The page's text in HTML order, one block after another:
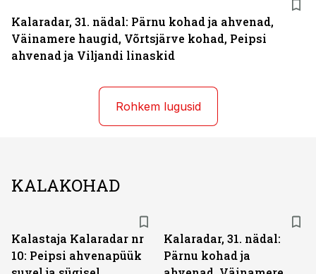
Kalaradar, 31. nädal: Pärnu kohad ja ahvenad,
Väinamere haugid, Võrtsjärve kohad, Peipsi
ahvenad ja Viljandi linaskid
Rohkem lugusid
KALAKOHAD
Kalastaja Kalaradar nr
10: Peipsi ahvenapüük
Kalaradar, 31. nädal:
Pärnu kohad ja